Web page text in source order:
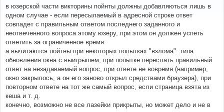
о
б
щ
е
н
и
е
в юзерской части викторины пойнты должны добавляються лишь в
одном случае - если пересылаемый в адресной строке ответ
совпадет с правильным ответом последнего заданного и
неотвеченного вопроса этому юзеру, при этом он должен успеть
ответить за ограниченное время.
а вычитаются пойтны при некоторых попытках "взлома": типа
обновления окна с выигрышем, при попытке переслать правильный
ответ на незадаваемый вопрос, при ответе не вовремя (например,
окно закрылось, а он его заново открыл средствами браузера), при
повторном ответе на тот же самый вопрос, если страница взята из
кеша и т. д.
конечно, возможно не все лазейки прикрыты, но может дело и не в